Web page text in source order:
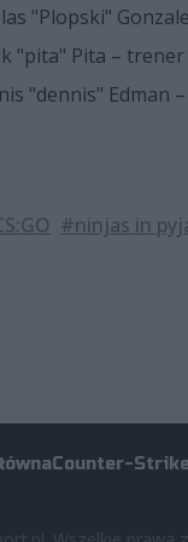
"Plopski"
"pita" Pita – trener
"dennis" Edman
#ninjas in
Counter-